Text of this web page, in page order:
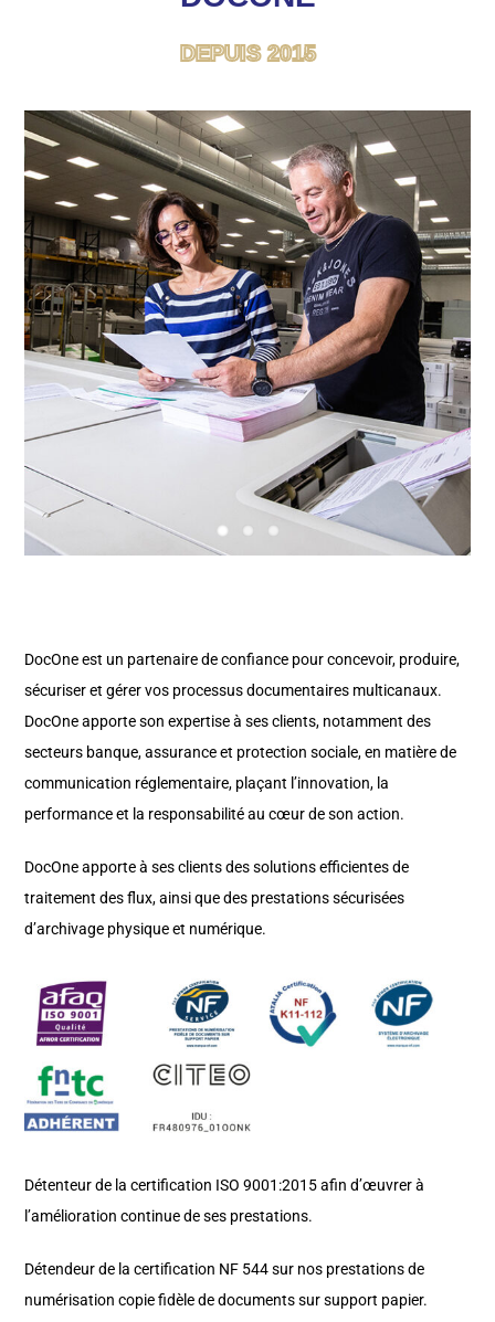
DEPUIS 2015
DocOne est un partenaire de confiance pour concevoir, produire,
sécuriser et gérer vos processus documentaires multicanaux.
DocOne apporte son expertise à ses clients, notamment des
secteurs banque, assurance et protection sociale, en matière de
communication réglementaire, plaçant l’innovation, la
performance et la responsabilité au cœur de son action.
DocOne apporte à ses clients des solutions efficientes de
traitement des flux, ainsi que des prestations sécurisées
d’archivage physique et numérique.
Détenteur de la certification ISO 9001:2015 afin d’œuvrer à
l’amélioration continue de ses prestations.
Détendeur de la certification NF 544 sur nos prestations de
numérisation copie fidèle de documents sur support papier.